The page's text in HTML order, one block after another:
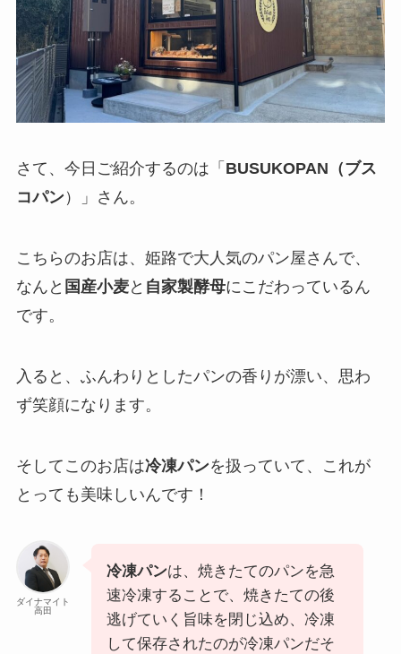
さて、今日ご紹介するのは「 BUSUKOPAN（ブス
コパン）」さん。
こちらのお店は、姫路で大人気のパン屋さんで、
なんと 国産小麦と 自家製酵母にこだわっているん
です。
入ると、ふんわりとしたパンの香りが漂い、思わ
ず笑顔になります。
そしてこのお店は冷凍パンを扱っていて、これが
とっても美味しいんです！
ダイナマイト
高田
冷凍パンは、焼きたてのパンを急
速冷凍することで、焼きたての後
逃げていく旨味を閉じ込め、冷凍
して保存されたのが冷凍パンだそ